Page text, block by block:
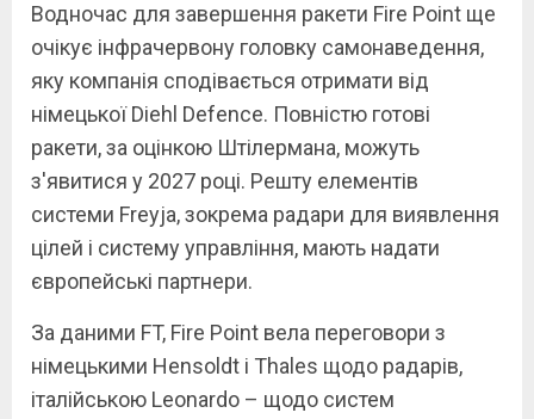
Водночас для завершення ракети Fire Point ще
очікує інфрачервону головку самонаведення,
яку компанія сподівається отримати від
німецької Diehl Defence. Повністю готові
ракети, за оцінкою Штілермана, можуть
з'явитися у 2027 році. Решту елементів
системи Freyja, зокрема радари для виявлення
цілей і систему управління, мають надати
європейські партнери.
За даними FT, Fire Point вела переговори з
німецькими Hensoldt і Thales щодо радарів,
італійською Leonardo – щодо систем